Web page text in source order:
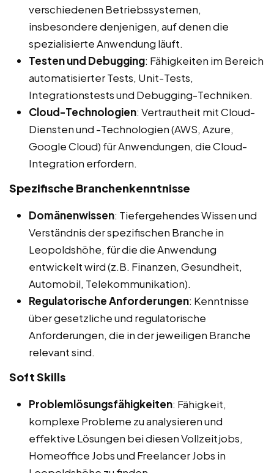
verschiedenen Betriebssystemen,
insbesondere denjenigen, auf denen die
spezialisierte Anwendung läuft.
Testen und Debugging: Fähigkeiten im Bereich
automatisierter Tests, Unit-Tests,
Integrationstests und Debugging-Techniken.
Cloud-Technologien: Vertrautheit mit Cloud-
Diensten und -Technologien (AWS, Azure,
Google Cloud) für Anwendungen, die Cloud-
Integration erfordern.
Spezifische Branchenkenntnisse
Domänenwissen: Tiefergehendes Wissen und
Verständnis der spezifischen Branche in
Leopoldshöhe, für die die Anwendung
entwickelt wird (z.B. Finanzen, Gesundheit,
Automobil, Telekommunikation).
Regulatorische Anforderungen: Kenntnisse
über gesetzliche und regulatorische
Anforderungen, die in der jeweiligen Branche
relevant sind.
Soft Skills
Problemlösungsfähigkeiten: Fähigkeit,
komplexe Probleme zu analysieren und
effektive Lösungen bei diesen Vollzeitjobs,
Homeoffice Jobs und Freelancer Jobs in